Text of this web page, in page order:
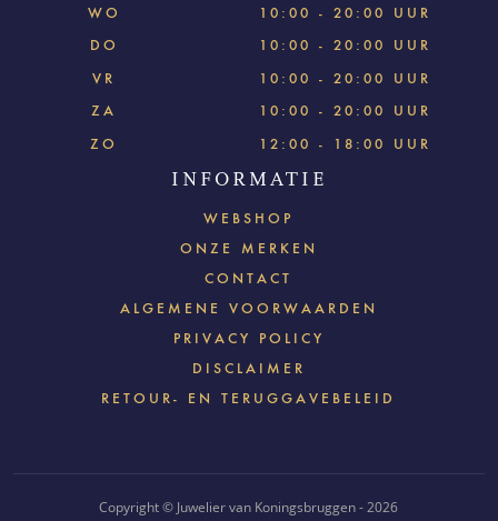
WO
10:00 - 20:00 UUR
DO
10:00 - 20:00 UUR
VR
10:00 - 20:00 UUR
ZA
10:00 - 20:00 UUR
ZO
12:00 - 18:00 UUR
INFORMATIE
WEBSHOP
ONZE MERKEN
CONTACT
ALGEMENE VOORWAARDEN
PRIVACY POLICY
DISCLAIMER
RETOUR- EN TERUGGAVEBELEID
Copyright © Juwelier van Koningsbruggen - 2026